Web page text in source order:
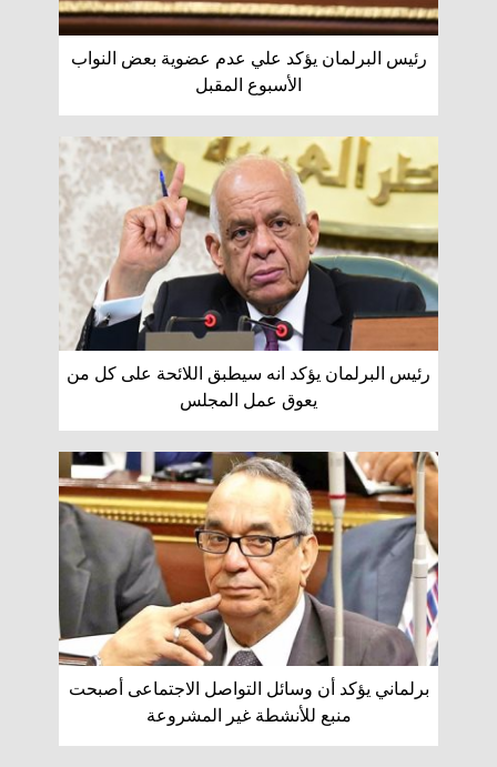
رئيس البرلمان يؤكد علي عدم عضوية بعض النواب
الأسبوع المقبل
رئيس البرلمان يؤكد انه سيطبق اللائحة على كل من
يعوق عمل المجلس
برلماني يؤكد أن وسائل التواصل الاجتماعى أصبحت
منبع للأنشطة غير المشروعة